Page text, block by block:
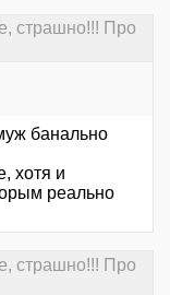
страшно!!! Про
банально
хотя и
реально
страшно!!! Про